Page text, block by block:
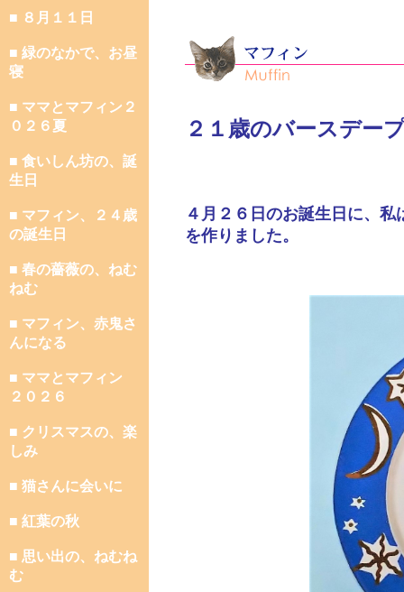
■ ８月１１日
■ 緑のなかで、お昼
寝
■ ママとマフィン２
０２６夏
■ 食いしん坊の、誕
生日
■ マフィン、２４歳
の誕生日
■ 春の薔薇の、ねむ
ねむ
■ マフィン、赤鬼さ
んになる
■ ママとマフィン
２０２６
■ クリスマスの、楽
しみ
■ 猫さんに会いに
■ 紅葉の秋
■ 思い出の、ねむね
む
２１歳のバースデー
４月２６日のお誕生日に、
を作りました。